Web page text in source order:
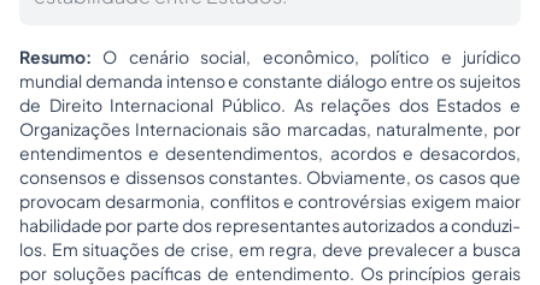
Resumo: O cenário social, econômico, político e jurídico
mundial demanda intenso e constante diálogo entre os sujeitos
de Direito Internacional Público. As relações dos Estados e
Organizações Internacionais são marcadas, naturalmente, por
entendimentos e desentendimentos, acordos e desacordos,
consensos e dissensos constantes. Obviamente, os casos que
provocam desarmonia, conflitos e controvérsias exigem maior
habilidade por parte dos representantes autorizados a conduzi-
los. Em situações de crise, em regra, deve prevalecer a busca
por soluções pacíficas de entendimento. Os princípios gerais